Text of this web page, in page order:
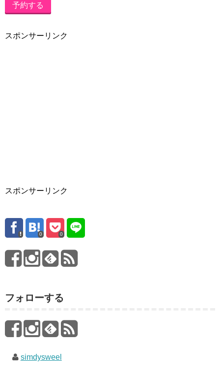
予約する
スポンサーリンク
スポンサーリンク
0 0
フォローする
simdysweel